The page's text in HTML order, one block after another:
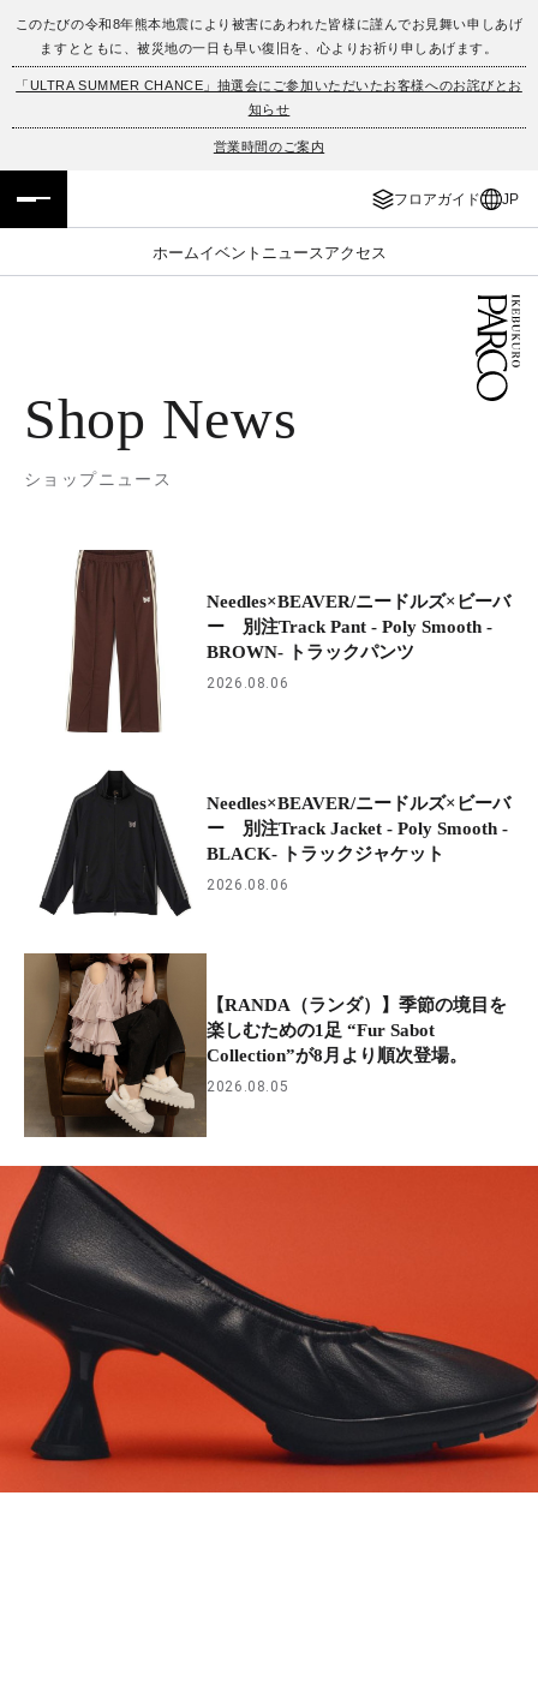
このたびの令和8年熊本地震により被害にあわれた皆様に謹んでお見舞い申しあげ
ますとともに、被災地の一日も早い復旧を、心よりお祈り申しあげます。
「ULTRA SUMMER CHANCE」抽選会にご参加いただいたお客様へのお詫びとお
知らせ
営業時間のご案内
フロアガイド JP
ホームイベント ニュース アクセス
フロアガイド
施設案内・アクセス
PARCOメンバーズ
ENGLISH
繁体字
Shop News
ショップニュース
Needles×BEAVER/ニードルズ×ビーバ
ー 別注Track Pant - Poly Smooth -
BROWN- トラックパンツ
2026.08.06
Needles×BEAVER/ニードルズ×ビーバ
ー 別注Track Jacket - Poly Smooth -
BLACK- トラックジャケット
2026.08.06
【RANDA（ランダ）】季節の境目を
楽しむための1足 “Fur Sabot
Collection”が8月より順次登場。
2026.08.05